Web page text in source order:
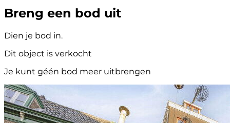
Breng een bod uit
Dien je bod in.
Dit object is verkocht
Je kunt géén bod meer uitbrengen